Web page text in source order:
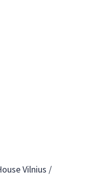
Vilnius /